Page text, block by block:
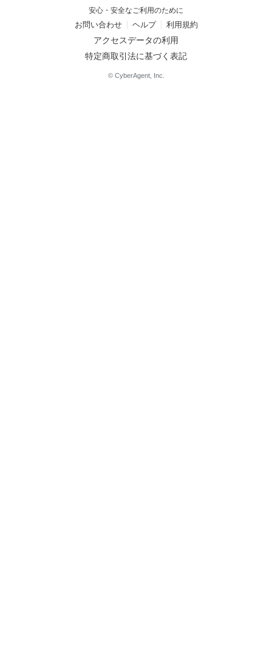
安心・安全なご利用のために
お問い合わせ ヘルプ 利用規約
アクセスデータの利用
特定商取引法に基づく表記
© CyberAgent, Inc.